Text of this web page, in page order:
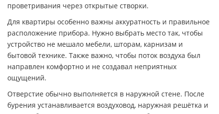
проветривания через открытые створки.
Для квартиры особенно важны аккуратность и правильное
расположение прибора. Нужно выбрать место так, чтобы
устройство не мешало мебели, шторам, карнизам и
бытовой технике. Также важно, чтобы поток воздуха был
направлен комфортно и не создавал неприятных
ощущений.
Отверстие обычно выполняется в наружной стене. После
бурения устанавливается воздуховод, наружная решётка и